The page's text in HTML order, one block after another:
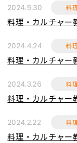
2024.5.30 料
料理・カルチャー
2024.4.24 料
料理・カルチャー
2024.3.26 料
料理・カルチャー
2024.2.22 料
料理・カルチャー